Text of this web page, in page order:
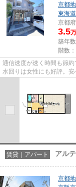
京都
東海
京都府
3.5
築年
階数
通信速度が速く時間も節
水回りは女性にも好評。
賃貸｜アパート アル
京都